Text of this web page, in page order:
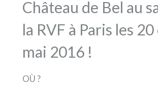
Château de Bel au
la RVF à Paris les 20
mai 2016 !
OÙ ?